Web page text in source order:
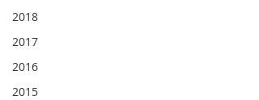
2018
2017
2016
2015